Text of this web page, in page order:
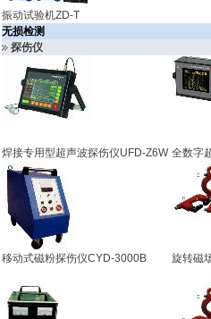
振动试验机ZD-T
无损检测
探伤仪
焊接专用型超声波探伤仪UFD-Z6W 全数字
移动式磁粉探伤仪CYD-3000B 旋转磁